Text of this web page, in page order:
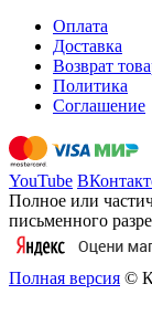
Оплата
Доставка
Возврат
Политика
Соглашение
YouTube
Полное или
письменного
Полная версия ©